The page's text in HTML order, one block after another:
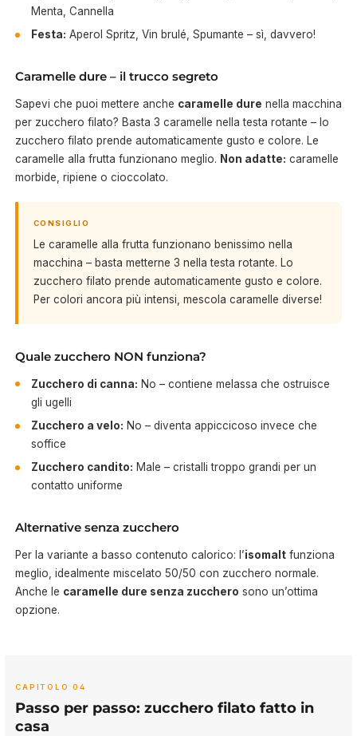
Menta, Cannella
Festa: Aperol Spritz, Vin brulé, Spumante – sì, davvero!
Caramelle dure – il trucco segreto
Sapevi che puoi mettere anche caramelle dure nella macchina
per zucchero filato? Basta 3 caramelle nella testa rotante – lo
zucchero filato prende automaticamente gusto e colore. Le
caramelle alla frutta funzionano meglio. Non adatte: caramelle
morbide, ripiene o cioccolato.
CONSIGLIO
Le caramelle alla frutta funzionano benissimo nella
macchina – basta metterne 3 nella testa rotante. Lo
zucchero filato prende automaticamente gusto e colore.
Per colori ancora più intensi, mescola caramelle diverse!
Quale zucchero NON funziona?
Zucchero di canna: No – contiene melassa che ostruisce
gli ugelli
Zucchero a velo: No – diventa appiccicoso invece che
soffice
Zucchero candito: Male – cristalli troppo grandi per un
contatto uniforme
Alternative senza zucchero
Per la variante a basso contenuto calorico: l’isomaltfunziona
meglio, idealmente miscelato 50/50 con zucchero normale.
Anche le caramelle dure senza zucchero sono un’ottima
opzione.
CAPITOLO 04
Passo per passo: zucchero filato fatto in
casa